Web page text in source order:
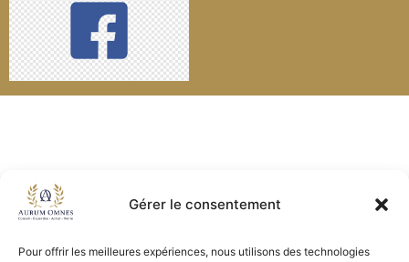
Gérer le consentement
Pour offrir les meilleures expériences, nous utilisons des technologies